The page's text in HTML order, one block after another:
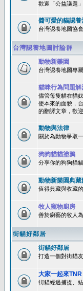
歡迎「公益議題
醬可愛的貓認養
台灣認養地圖協
台灣認養地圖討論群
動物新樂園
台灣認養地圖專
貓咪行為問題解
儘管每隻貓在貓
使本來的面貌，
的翻譯文章，歡
動物與法律
關於為動物爭取
狗狗貓貓塗鴉
分享你的狗狗貓
動物新樂園典藏
值得典藏與收藏
牧人寵物廚房
善於廚藝的牧人
街貓好鄰居
街貓好鄰居
打造一個對街貓
大家一起來TNR
街貓經過捕捉、